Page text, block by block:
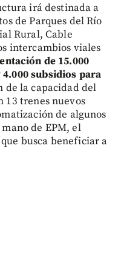
irá destinada a
de Parques del Río
Rural, Cable
intercambios viales
de 15.000
subsidios para
de la capacidad del
13 trenes nuevos
de algunos
de EPM, el
busca beneficiar a